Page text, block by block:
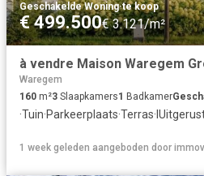
Geschakelde Woning·te koop
€ 499.500€ 3.121/m²
à vendre Maison Waregem
Waregem
160 m²3 Slaapkamers1 Badkamer
·Tuin·Parkeerplaats·Terras·
1 week geleden aangeboden door